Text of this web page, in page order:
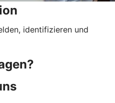
identifizieren und